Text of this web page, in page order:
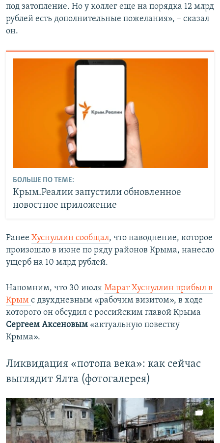
под затопление. Но у коллег еще на порядка 12 млрд
рублей есть дополнительные пожелания», – сказал
он.
БОЛЬШЕ ПО ТЕМЕ:
Крым.Реалии запустили обновленное
новостное приложение
Ранее Хуснуллин сообщал, что наводнение, которое
произошло в июне по ряду районов Крыма, нанесло
ущерб на 10 млрд рублей.
Напомним, что 30 июля Марат Хуснуллин прибыл в
Крым с двухдневным «рабочим визитом», в ходе
которого он обсудил с российским главой Крыма
Сергеем Аксеновым «актуальную повестку
Крыма».
Ликвидация «потопа века»: как сейчас
выглядит Ялта (фотогалерея)